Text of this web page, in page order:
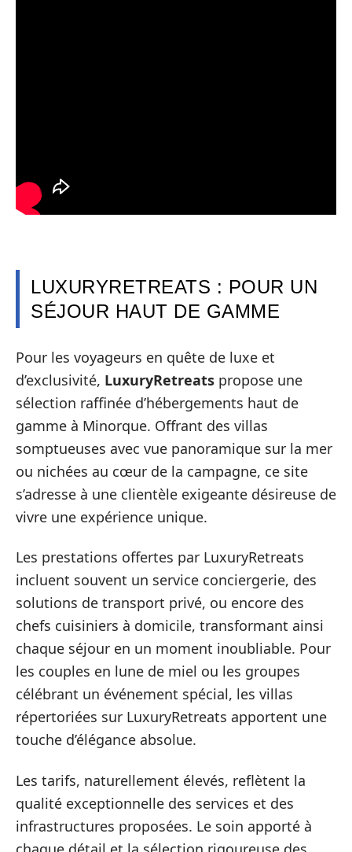
LUXURYRETREATS : POUR UN
SÉJOUR HAUT DE GAMME
Pour les voyageurs en quête de luxe et
d’exclusivité, LuxuryRetreats propose une
sélection raffinée d’hébergements haut de
gamme à Minorque. Offrant des villas
somptueuses avec vue panoramique sur la mer
ou nichées au cœur de la campagne, ce site
s’adresse à une clientèle exigeante désireuse de
vivre une expérience unique.
Les prestations offertes par LuxuryRetreats
incluent souvent un service conciergerie, des
solutions de transport privé, ou encore des
chefs cuisiniers à domicile, transformant ainsi
chaque séjour en un moment inoubliable. Pour
les couples en lune de miel ou les groupes
célébrant un événement spécial, les villas
répertoriées sur LuxuryRetreats apportent une
touche d’élégance absolue.
Les tarifs, naturellement élevés, reflètent la
qualité exceptionnelle des services et des
infrastructures proposées. Le soin apporté à